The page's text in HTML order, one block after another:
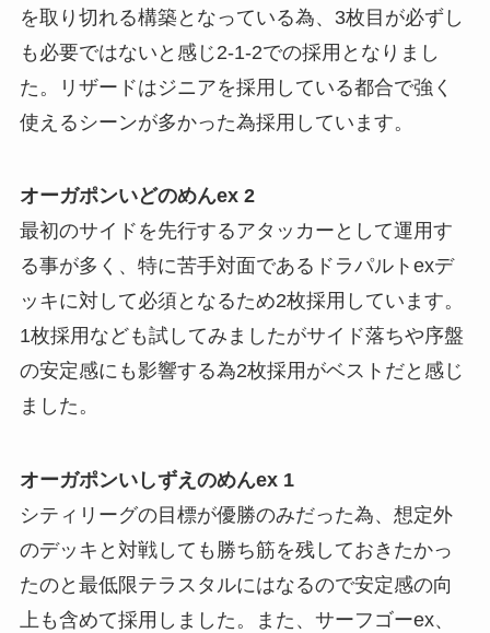
を取り切れる構築となっている為、3枚目が必ずし
も必要ではないと感じ2-1-2での採用となりまし
た。リザードはジニアを採用している都合で強く
使えるシーンが多かった為採用しています。
オーガポンいどのめんex 2
最初のサイドを先行するアタッカーとして運用す
る事が多く、特に苦手対面であるドラパルトexデ
ッキに対して必須となるため2枚採用しています。
1枚採用なども試してみましたがサイド落ちや序盤
の安定感にも影響する為2枚採用がベストだと感じ
ました。
オーガポンいしずえのめんex 1
シティリーグの目標が優勝のみだった為、想定外
のデッキと対戦しても勝ち筋を残しておきたかっ
たのと最低限テラスタルにはなるので安定感の向
上も含めて採用しました。また、サーフゴーex、